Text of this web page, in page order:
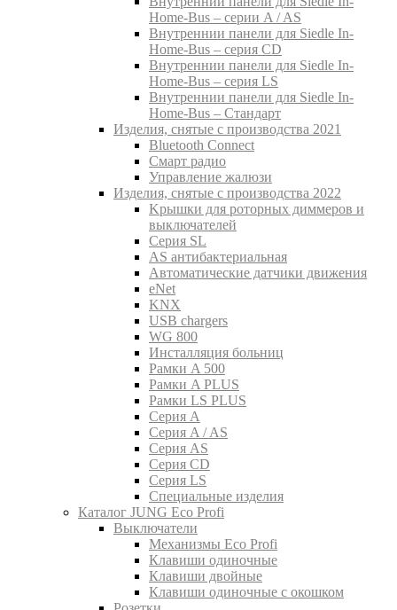
Home-Bus – серии A / AS
Внутреннии панели для Siedle In-
Home-Bus – серия CD
Внутреннии панели для Siedle In-
Home-Bus – серия LS
Внутреннии панели для Siedle In-
Home-Bus – Стандарт
Изделия, снятые с производства 2021
Bluetooth Connect
Смарт радио
Управление жалюзи
Изделия, снятые с производства 2022
Kрышки для роторных диммеров и
выключателей
Серия SL
AS антибактериальная
Aвтоматические датчики движения
eNet
KNX
USB chargers
WG 800
Инсталляция больниц
Рамки A 500
Рамки A PLUS
Рамки LS PLUS
Серия A
Серия A / AS
Серия AS
Серия CD
Серия LS
Специальные изделия
Каталог JUNG Eco Profi
Выключатели
Механизмы Eco Profi
Клавиши одиночные
Клавиши двойные
Клавиши одиночные с окошком